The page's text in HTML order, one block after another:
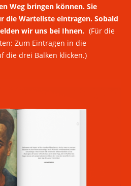
Weg bringen können. Sie
die Warteliste eintragen. Sobald
wir uns bei Ihnen. (Für die
Zum Eintragen in die
die drei Balken klicken.)